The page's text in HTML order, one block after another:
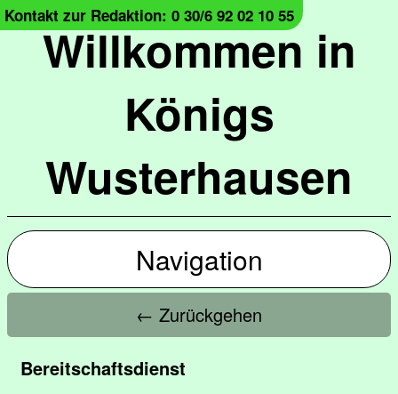
Willkommen in
Königs
Wusterhausen
Kontakt zur Redaktion: 0 30/6 92 02 10 55
Navigation
← Zurückgehen
Bereitschaftsdienst